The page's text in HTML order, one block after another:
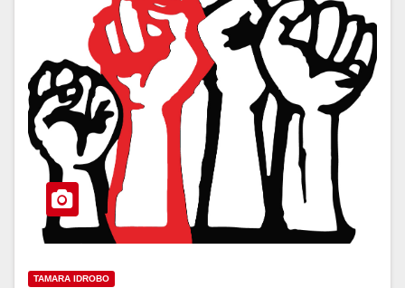
TAMARA IDROBO